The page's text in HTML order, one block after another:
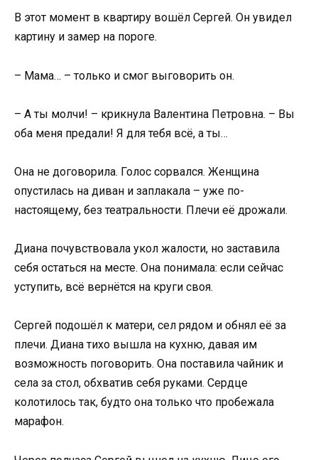
В этот момент в квартиру вошёл Сергей. Он увидел
картину и замер на пороге.
– Мама… – только и смог выговорить он.
– А ты молчи! – крикнула Валентина Петровна. – Вы
оба меня предали! Я для тебя всё, а ты…
Она не договорила. Голос сорвался. Женщина
опустилась на диван и заплакала – уже по-
настоящему, без театральности. Плечи её дрожали.
Диана почувствовала укол жалости, но заставила
себя остаться на месте. Она понимала: если сейчас
уступить, всё вернётся на круги своя.
Сергей подошёл к матери, сел рядом и обнял её за
плечи. Диана тихо вышла на кухню, давая им
возможность поговорить. Она поставила чайник и
села за стол, обхватив себя руками. Сердце
колотилось так, будто она только что пробежала
марафон.